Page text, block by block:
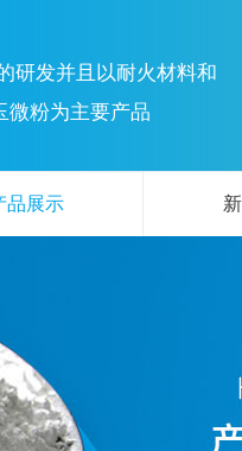
研发并且以耐火材料和
微粉为主要产品
品展示